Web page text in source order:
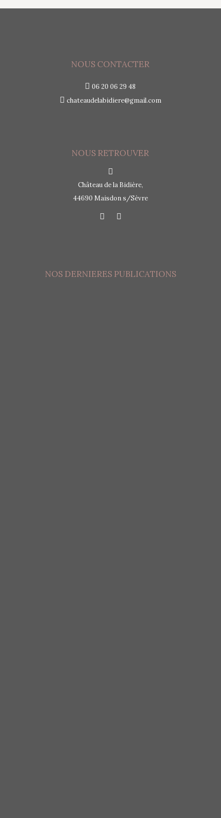
NOUS CONTACTER
06 20 06 29 48
chateaudelabidiere@gmail.com
NOUS RETROUVER
Château de la Bidière,
44690 Maisdon s/Sèvre
NOS DERNIERES PUBLICATIONS